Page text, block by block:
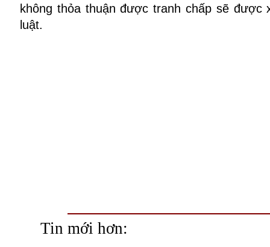
không thỏa thuận được tranh chấp sẽ được
luật.
Tin mới hơn: